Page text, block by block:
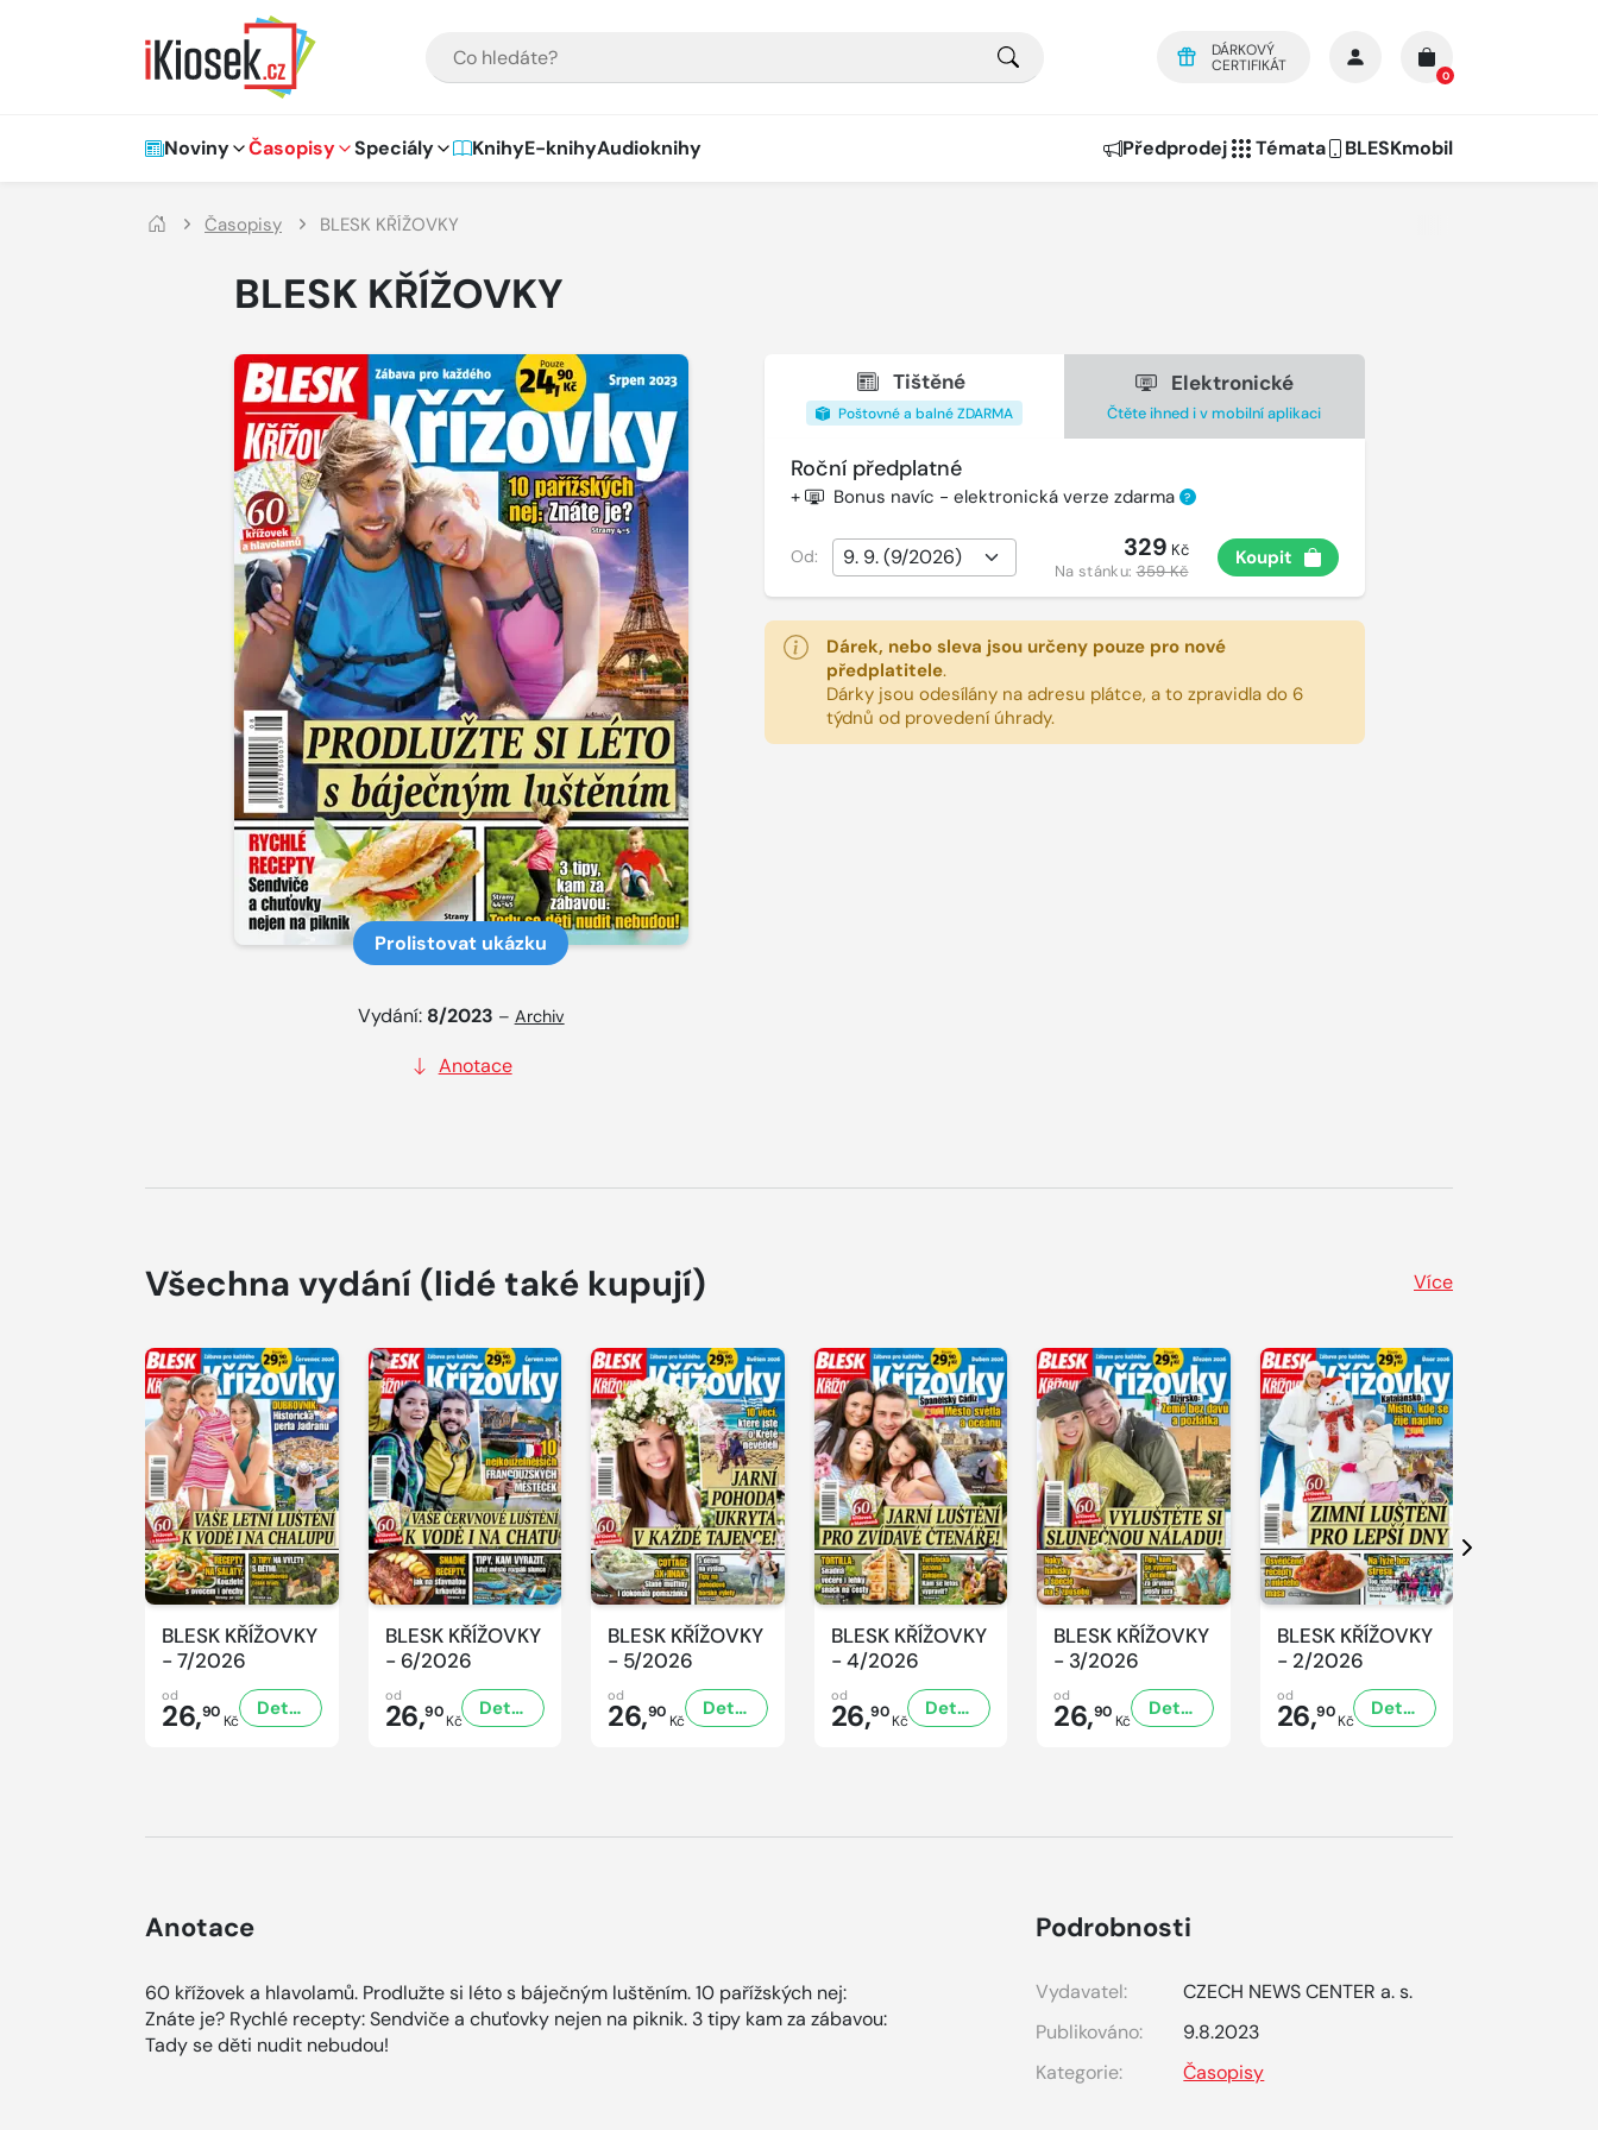
DÁRKOVÝ
CERTIFIKÁT
0
Hlavní navigace
Noviny Časopisy Speciály KnihyE-knihyAudioknihy Předprodej Témata BLESKmobil
Časopisy BLESK KŘÍŽOVKY
BLESK KŘÍŽOVKY
Prolistovat ukázku
Vydání: 8/2023 – Archiv
Anotace
Tištěné
Poštovné a balné ZDARMA
Elektronické
Čtěte ihned i v mobilní aplikaci
Roční předplatné
+ Bonus navíc - elektronická verze zdarma ?
Od: 329 Kč
Na stánku:359 Kč
Koupit
Dárek, nebo sleva jsou určeny pouze pro nové
předplatitele.
Dárky jsou odesílány na adresu plátce, a to zpravidla do 6
týdnů od provedení úhrady.
Všechna vydání (lidé také kupují) Více
BLESK KŘÍŽOVKY
- 7/2026
od
26,90 Kč
Detail
BLESK KŘÍŽOVKY
- 6/2026
od
26,90Kč
Detail
BLESK KŘÍŽOVKY
- 5/2026
od
26,90 Kč
Detail
BLESK KŘÍŽOVKY
- 4/2026
od
26,90Kč
Detail
BLESK KŘÍŽOVKY
- 3/2026
od
26,90 Kč
Detail
BLESK KŘÍŽOVKY
- 2/2026
od
26,90Kč
Detail
Další
Anotace
60 křížovek a hlavolamů. Prodlužte si léto s báječným luštěním. 10 pařížských nej:
Znáte je? Rychlé recepty: Sendviče a chuťovky nejen na piknik. 3 tipy kam za zábavou:
Tady se děti nudit nebudou!
Podrobnosti
Vydavatel:
CZECH NEWS CENTER a. s.
Publikováno:
9.8.2023
Kategorie:
Časopisy